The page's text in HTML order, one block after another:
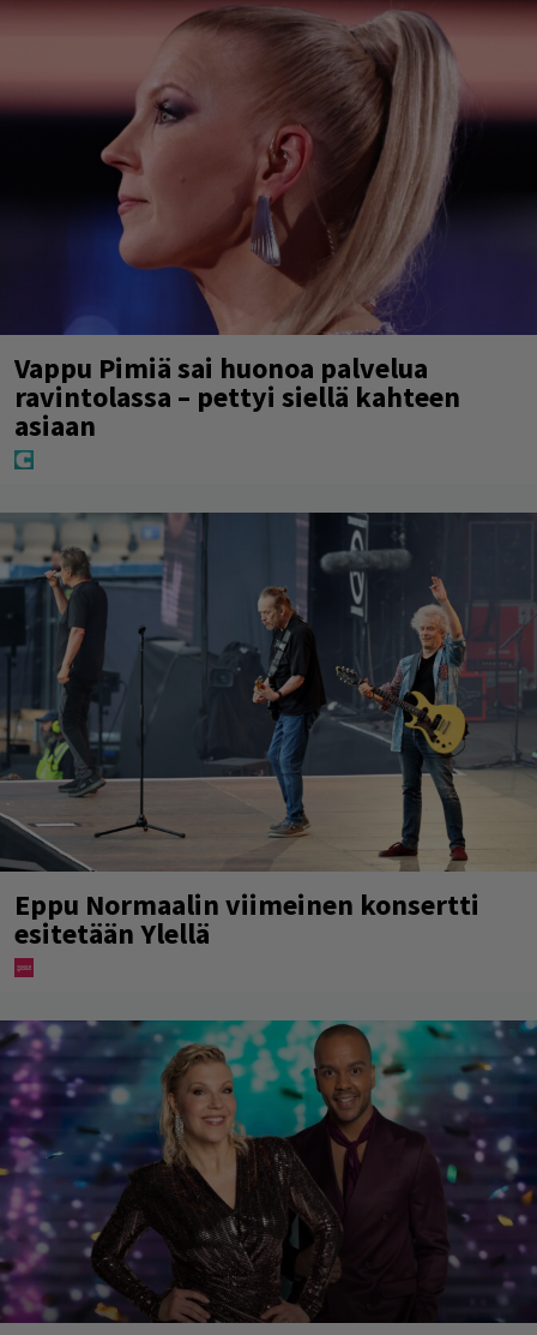
Vappu Pimiä sai huonoa palvelua
ravintolassa – pettyi siellä kahteen
asiaan
Eppu Normaalin viimeinen konsertti
esitetään Ylellä